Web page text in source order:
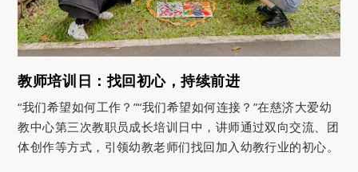
教师培训日：找回初心，持续前进
“我们希望如何工作？”“我们希望如何连接？”在慈济大爱幼
教中心第三次教职员成长培训日中，讲师通过双向交流、团
体创作等方式，引领幼教老师们找回加入幼教行业的初心。